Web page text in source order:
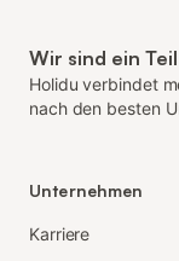
Wir sind ein
Holidu verbindet
nach den besten
Unternehmen
Karriere